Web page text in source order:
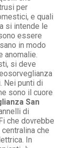
per
e quali
si intende le
essere
in modo
anomalie.
si deve
Nei punti di
sono il cuore
San
di
che dovrebbe
che
In